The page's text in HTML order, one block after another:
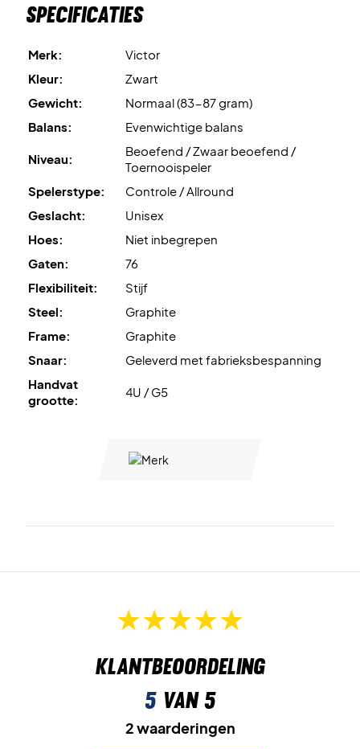
Specificaties
Merk:
Victor
Kleur:
Zwart
Gewicht:
Normaal (83-87 gram)
Balans:
Evenwichtige balans
Niveau:
Beoefend / Zwaar beoefend /
Toernooispeler
Spelerstype:
Controle / Allround
Geslacht:
Unisex
Hoes:
Niet inbegrepen
Gaten:
76
Flexibiliteit:
Stijf
Steel:
Graphite
Frame:
Graphite
Snaar:
Geleverd met fabrieksbespanning
Handvat
grootte:
4U / G5
Klantbeoordeling
5van 5
2 waarderingen